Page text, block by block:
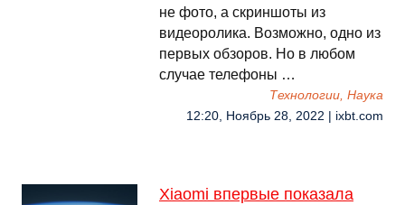
не фото, а скриншоты из
видеоролика. Возможно, одно из
первых обзоров. Но в любом
случае телефоны …
Технологии, Наука
12:20, Ноябрь 28, 2022 | ixbt.com
Xiaomi впервые показала